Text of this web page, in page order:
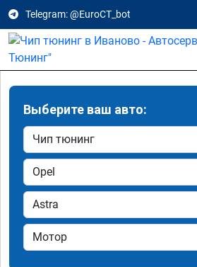
Telegram: @EuroCT_bot
Выберите ваш авто: